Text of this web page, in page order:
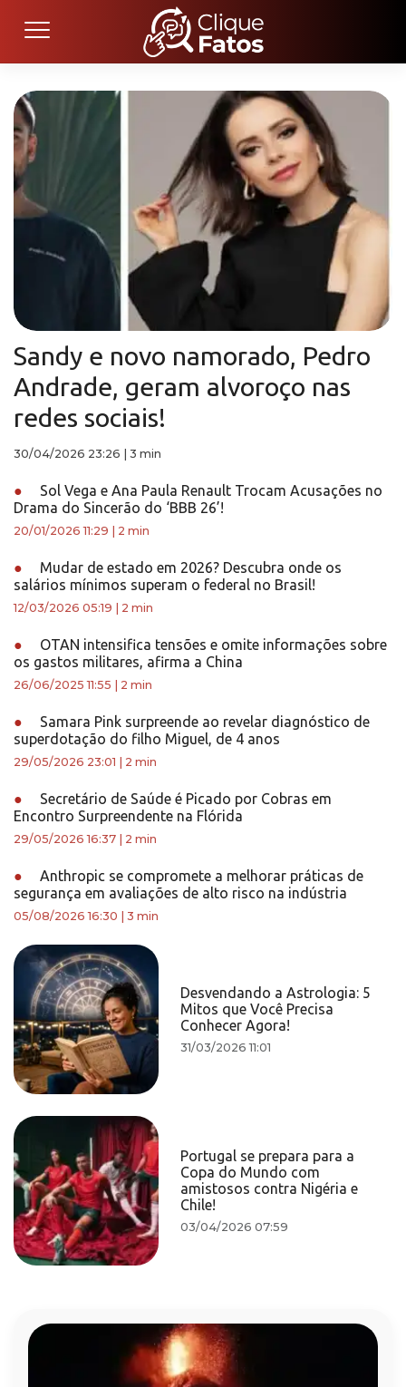
Sandy e novo namorado, Pedro
Andrade, geram alvoroço nas
redes sociais!
30/04/2026 23:26 3 min
●
Sol Vega e Ana Paula Renault Trocam Acusações no
Drama do Sincerão do ‘BBB 26’!
20/01/2026 11:29 2 min
●
Mudar de estado em 2026? Descubra onde os
salários mínimos superam o federal no Brasil!
12/03/2026 05:19 2 min
●
OTAN intensifica tensões e omite informações sobre
os gastos militares, afirma a China
26/06/2025 11:55 2 min
●
Samara Pink surpreende ao revelar diagnóstico de
superdotação do filho Miguel, de 4 anos
29/05/2026 23:01 2 min
●
Secretário de Saúde é Picado por Cobras em
Encontro Surpreendente na Flórida
29/05/2026 16:37 2 min
●
Anthropic se compromete a melhorar práticas de
segurança em avaliações de alto risco na indústria
05/08/2026 16:30 3 min
Desvendando a Astrologia: 5
Mitos que Você Precisa
Conhecer Agora!
31/03/2026 11:01
Portugal se prepara para a
Copa do Mundo com
amistosos contra Nigéria e
Chile!
03/04/2026 07:59